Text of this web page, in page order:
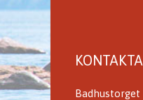
Badhustorget